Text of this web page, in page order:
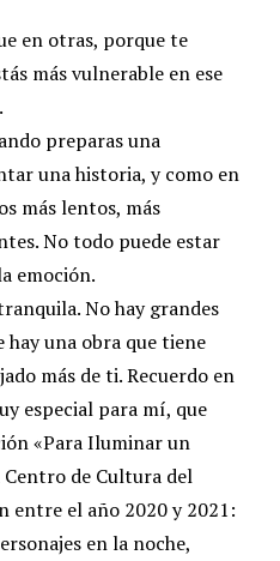
en otras, porque te
más vulnerable en ese
preparas una
una historia, y como en
más lentos, más
No todo puede estar
emoción.
No hay grandes
hay una obra que tiene
más de ti. Recuerdo en
especial para mí, que
«Para Iluminar un
Centro de Cultura del
el año 2020 y 2021:
en la noche,